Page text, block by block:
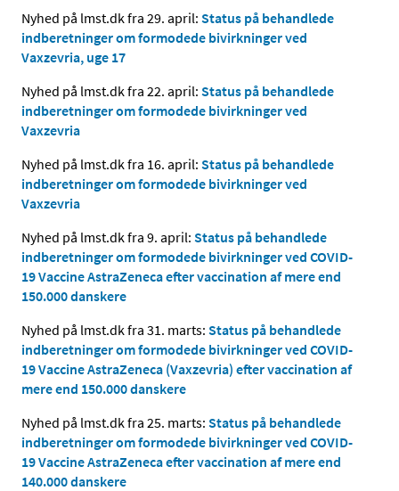
Nyhed på lmst.dk fra 29. april: Status på behandlede
indberetninger om formodede bivirkninger ved
Vaxzevria, uge 17
Nyhed på lmst.dk fra 22. april: Status på behandlede
indberetninger om formodede bivirkninger ved
Vaxzevria
Nyhed på lmst.dk fra 16. april: Status på behandlede
indberetninger om formodede bivirkninger ved
Vaxzevria
Nyhed på lmst.dk fra 9. april: Status på behandlede
indberetninger om formodede bivirkninger ved COVID-
19 Vaccine AstraZeneca efter vaccination af mere end
150.000 danskere
Nyhed på lmst.dk fra 31. marts: Status på behandlede
indberetninger om formodede bivirkninger ved COVID-
19 Vaccine AstraZeneca (Vaxzevria) efter vaccination af
mere end 150.000 danskere
Nyhed på lmst.dk fra 25. marts: Status på behandlede
indberetninger om formodede bivirkninger ved COVID-
19 Vaccine AstraZeneca efter vaccination af mere end
140.000 danskere